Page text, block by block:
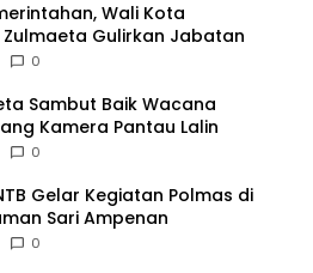
Wali Kota
Zulmaeta Gulirkan Jabatan
0
Sambut Baik Wacana
Kamera Pantau Lalin
0
Gelar Kegiatan Polmas di
Sari Ampenan
0